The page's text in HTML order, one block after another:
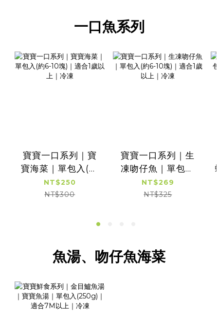
一口魚系列
寶寶一口系列｜寶
寶海菜｜單包入(約
6-10塊)｜適合1歲以
上｜冷凍
NT$250
NT$300
寶寶一口系列｜生
凍吻仔魚｜單包入
(約6-10塊)｜適合1
歲以上｜冷凍
NT$269
NT$325
魚湯、吻仔魚海菜